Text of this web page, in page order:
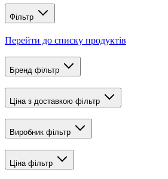
Фільтр
Перейти до списку продуктів
Бренд фільтр
Ціна з доставкою фільтр
Виробник фільтр
Ціна фільтр